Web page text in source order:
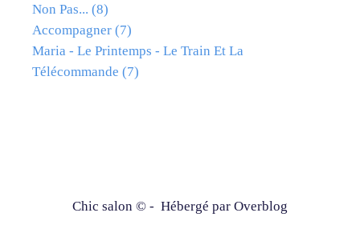
Non Pas... (8)
Accompagner (7)
Maria - Le Printemps - Le Train Et La
Télécommande (7)
Chic salon © - Hébergé par Overblog